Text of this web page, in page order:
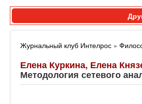
Журнальный клуб Интелрос »
Елена Куркина, Елена
Методология сетевого